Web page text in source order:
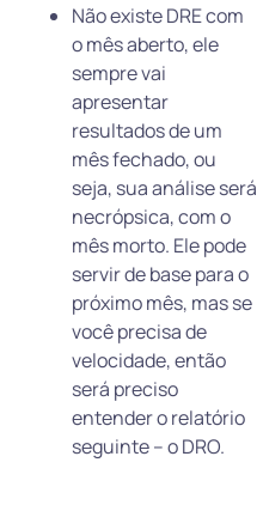
Não existe DRE com
o mês aberto, ele
sempre vai
apresentar
resultados de um
mês fechado, ou
seja, sua análise será
necrópsica, com o
mês morto. Ele pode
servir de base para o
próximo mês, mas se
você precisa de
velocidade, então
será preciso
entender o relatório
seguinte – o DRO.